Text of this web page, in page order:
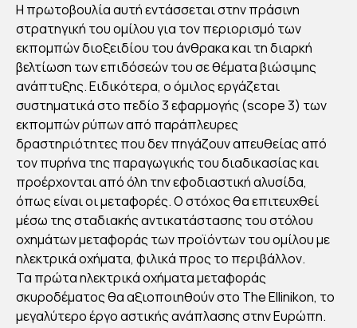
ΤΑ
ΠΡ
Α
ΗΛ
ΕΚ
ΤΡΙ
ΚΑ
ΟΧ
ΗΜ
ΑΤΑ
ΜΕ
ΤΑ
Η πρωτοβουλία αυτή εντάσσεται στην πράσινη
στρατηγική του ομίλου για τον περιορισμό των
εκπομπών διοξειδίου του άνθρακα και τη διαρκή
βελτίωση των επιδόσεών του σε θέματα βιώσιμης
ανάπτυξης. Ειδικότερα, ο όμιλος εργάζεται
συστηματικά στο πεδίο 3 εφαρμογής (scope 3) των
εκπομπών ρύπων από παράπλευρες
δραστηριότητες που δεν πηγάζουν απευθείας από
τον πυρήνα της παραγωγικής του διαδικασίας και
προέρχονται από όλη την εφοδιαστική αλυσίδα,
όπως είναι οι μεταφορές. Ο στόχος θα επιτευχθεί
μέσω της σταδιακής αντικατάστασης του στόλου
οχημάτων μεταφοράς των προϊόντων του ομίλου με
ηλεκτρικά οχήματα, φιλικά προς το περιβάλλον.
Τα πρώτα ηλεκτρικά οχήματα μεταφοράς
σκυροδέματος θα αξιοποιηθούν στο The Ellinikon, το
μεγαλύτερο έργο αστικής ανάπλασης στην Ευρώπη.